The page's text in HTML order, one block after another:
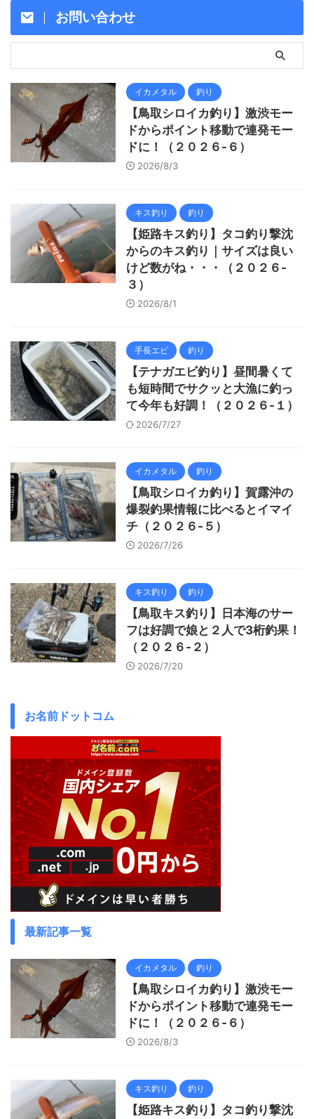
お問い合わせ
イカメタル 釣り
【鳥取シロイカ釣り】激渋モー
ドからポイント移動で連発モー
ドに！（２０２６-６）
2026/8/3
キス釣り 釣り
【姫路キス釣り】タコ釣り撃沈
からのキス釣り｜サイズは良い
けど数がね・・・（２０２６-
３）
2026/8/1
手長エビ 釣り
【テナガエビ釣り】昼間暑くて
も短時間でサクッと大漁に釣っ
て今年も好調！（２０２６-１）
2026/7/27
イカメタル 釣り
【鳥取シロイカ釣り】賀露沖の
爆裂釣果情報に比べるとイマイ
チ（２０２６-５）
2026/7/26
キス釣り 釣り
【鳥取キス釣り】日本海のサー
フは好調で娘と２人で3桁釣果！
（２０２６-２）
2026/7/20
お名前ドットコム
最新記事一覧
イカメタル 釣り
【鳥取シロイカ釣り】激渋モー
ドからポイント移動で連発モー
ドに！（２０２６-６）
2026/8/3
キス釣り 釣り
【姫路キス釣り】タコ釣り撃沈